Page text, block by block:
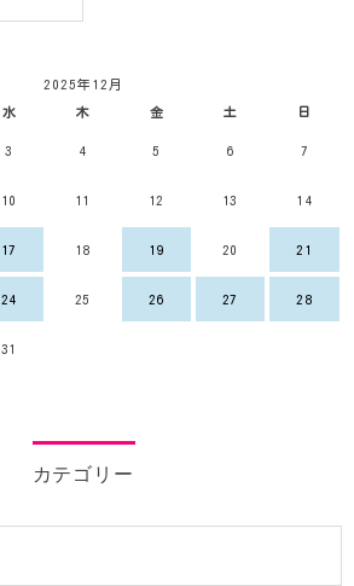
2025年12月
水 木 金 土 日
3 4 5 6 7
10 11 12 13 14
17 18 19 20 21
24 25 26 27 28
31
カテゴリー